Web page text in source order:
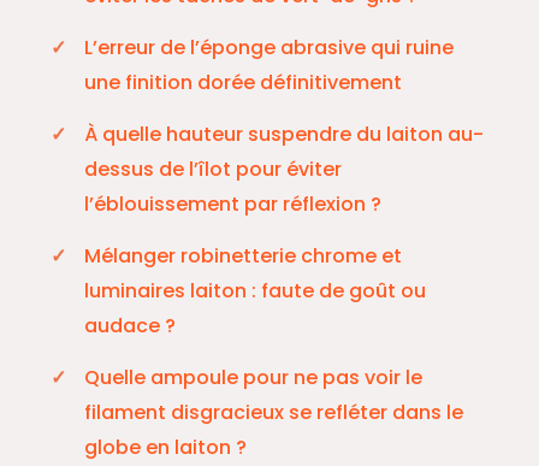
L’erreur de l’éponge abrasive qui ruine
une finition dorée définitivement
À quelle hauteur suspendre du laiton au-
dessus de l’îlot pour éviter
l’éblouissement par réflexion ?
Mélanger robinetterie chrome et
luminaires laiton : faute de goût ou
audace ?
Quelle ampoule pour ne pas voir le
filament disgracieux se refléter dans le
globe en laiton ?